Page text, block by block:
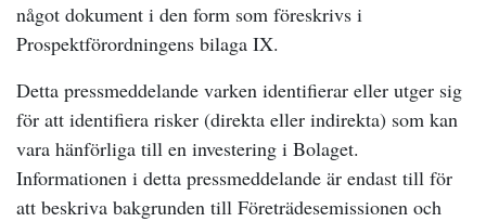
något dokument i den form som föreskrivs i
Prospektförordningens bilaga IX.
Detta pressmeddelande varken identifierar eller utger sig
för att identifiera risker (direkta eller indirekta) som kan
vara hänförliga till en investering i Bolaget.
Informationen i detta pressmeddelande är endast till för
att beskriva bakgrunden till Företrädesemissionen och